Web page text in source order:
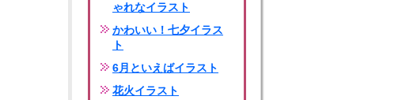
ゃれなイラスト
かわいい！七夕イラス
ト
6月といえばイラスト
花火イラスト